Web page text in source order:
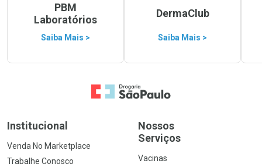
PBM
Laboratórios
Saiba Mais >
DermaClub
Saiba Mais >
Ir para a Home
Institucional
Venda No Marketplace
Trabalhe Conosco
Nossos
Serviços
Vacinas